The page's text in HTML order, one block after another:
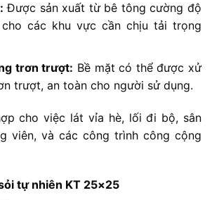
Được sản xuất từ bê tông cường độ
các khu vực cần chịu tải trọng
trơn trượt: Bề mặt có thể được xử
trượt, an toàn cho người sử dụng.
cho việc lát vỉa hè, lối đi bộ, sân
viên, và các công trình công cộng
tự nhiên KT 25×25